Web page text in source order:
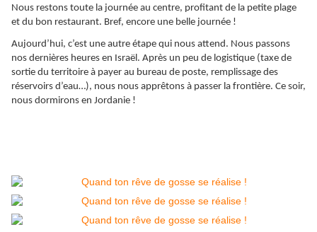
Nous restons toute la journée au centre, profitant de la petite plage
et du bon restaurant. Bref, encore une belle journée !
Aujourd’hui, c’est une autre étape qui nous attend. Nous passons
nos dernières heures en Israël. Après un peu de logistique (taxe de
sortie du territoire à payer au bureau de poste, remplissage des
réservoirs d’eau…), nous nous apprêtons à passer la frontière. Ce soir,
nous dormirons en Jordanie !